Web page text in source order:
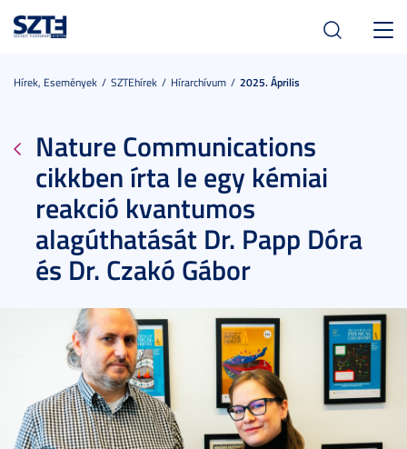
Hírek, Események SZTEhírek Hírarchívum 2025. Április
Nature Communications
cikkben írta le egy kémiai
reakció kvantumos
alagúthatását Dr. Papp Dóra
és Dr. Czakó Gábor